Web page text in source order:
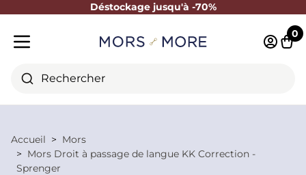
Déstockage jusqu'à -70%
Fermer
Rechercher
0
Accueil
Mors
Mors Droit à passage de langue KK Correction -
Sprenger